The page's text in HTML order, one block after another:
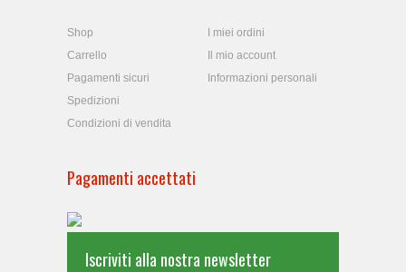
Shop
Carrello
Pagamenti sicuri
Spedizioni
Condizioni di vendita
I miei ordini
Il mio account
Informazioni personali
Pagamenti accettati
Iscriviti alla nostra newsletter